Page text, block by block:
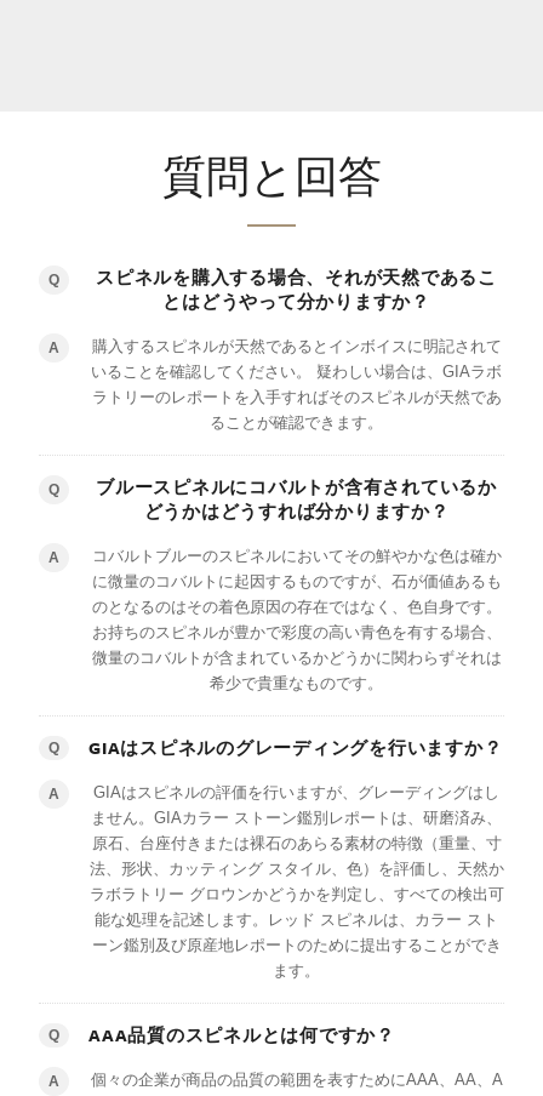
質問と回答
Q
スピネルを購入する場合、それが天然であるこ
とはどうやって分かりますか？
A
購入するスピネルが天然であるとインボイスに明記されて
いることを確認してください。 疑わしい場合は、GIAラボ
ラトリーのレポートを入手すればそのスピネルが天然であ
ることが確認できます。
Q
ブルースピネルにコバルトが含有されているか
どうかはどうすれば分かりますか？
A
コバルトブルーのスピネルにおいてその鮮やかな色は確か
に微量のコバルトに起因するものですが、石が価値あるも
のとなるのはその着色原因の存在ではなく、色自身です。
お持ちのスピネルが豊かで彩度の高い青色を有する場合、
微量のコバルトが含まれているかどうかに関わらずそれは
希少で貴重なものです。
Q GIAはスピネルのグレーディングを行いますか？
A
GIAはスピネルの評価を行いますが、グレーディングはし
ません。GIAカラー ストーン鑑別レポートは、研磨済み、
原石、台座付きまたは裸石のあらる素材の特徴（重量、寸
法、形状、カッティング スタイル、色）を評価し、天然か
ラボラトリー グロウンかどうかを判定し、すべての検出可
能な処理を記述します。レッド スピネルは、カラー スト
ーン鑑別及び原産地レポートのために提出することができ
ます。
Q AAA品質のスピネルとは何ですか？
A 個々の企業が商品の品質の範囲を表すためにAAA、AA、A